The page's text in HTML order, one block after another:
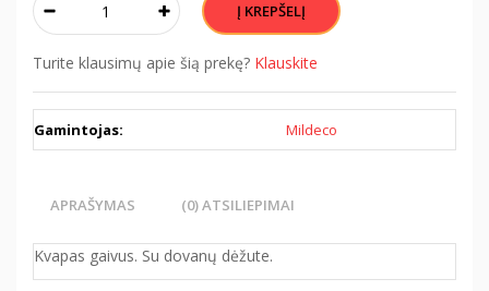
Turite klausimų apie šią prekę? Klauskite
Gamintojas: Mildeco
APRAŠYMAS (0) ATSILIEPIMAI
Kvapas gaivus. Su dovanų dėžute.